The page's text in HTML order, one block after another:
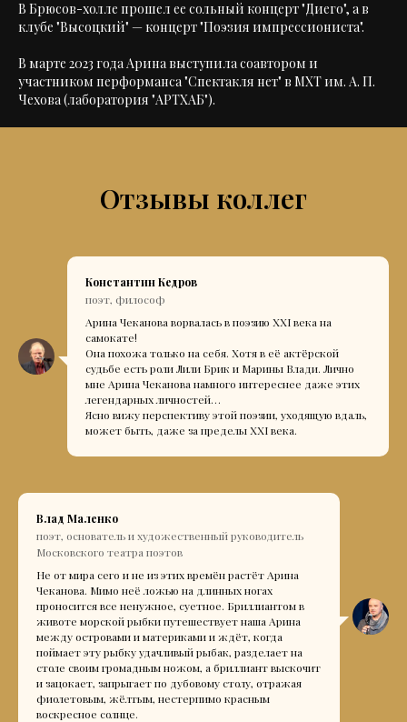
В Брюсов-холле прошел ее сольный концерт "Диего", а в
клубе "Высоцкий" — концерт "Поэзия импрессиониста".
В марте 2023 года Арина выступила соавтором и
участником перформанса "Спектакля нет" в МХТ им. А. П.
Чехова (лаборатория "АРТХАБ").
Отзывы коллег
Константин Кедров
поэт, философ
Арина Чеканова ворвалась в поэзию XXI века на
самокате!
Она похожа только на себя. Хотя в её актёрской
судьбе есть роли Лили Брик и Марины Влади. Лично
мне Арина Чеканова намного интереснее даже этих
легендарных личностей…
Ясно вижу перспективу этой поэзии, уходящую вдаль,
может быть, даже за пределы XXI века.
Влад Маленко
поэт, основатель и художественный руководитель
Московского театра поэтов
Не от мира сего и не из этих времён растёт Арина
Чеканова. Мимо неё ложью на длинных ногах
проносится все ненужное, суетное. Бриллиантом в
животе морской рыбки путешествует наша Арина
между островами и материками и ждёт, когда
поймает эту рыбку удачливый рыбак, разделает на
столе своим громадным ножом, а бриллиант выскочит
и зацокает, запрыгает по дубовому столу, отражая
фиолетовым, жёлтым, нестерпимо красным
воскресное солнце.